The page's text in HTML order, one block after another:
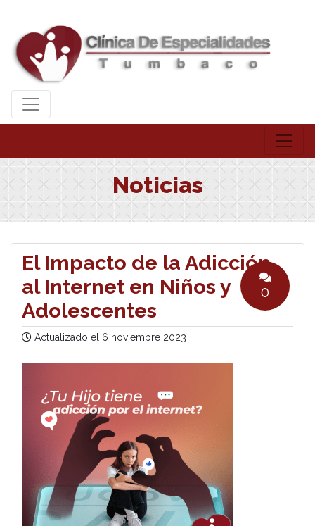
Noticias
El Impacto de la Adicción
al Internet en Niños y
Adolescentes
Actualizado el 6 noviembre 2023
0